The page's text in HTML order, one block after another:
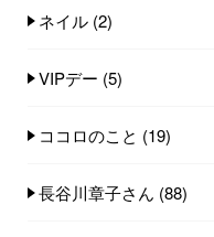
ネイル (2)
VIPデー (5)
ココロのこと (19)
長谷川章子さん (88)